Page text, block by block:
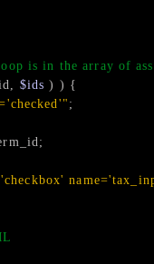
is in the array of
$ids ) ) {
;